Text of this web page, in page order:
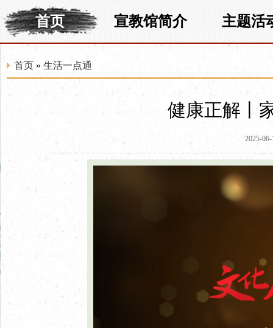
首页 宣教馆简介 主题活
首页 » 生活一点通
健康正解丨
2025-